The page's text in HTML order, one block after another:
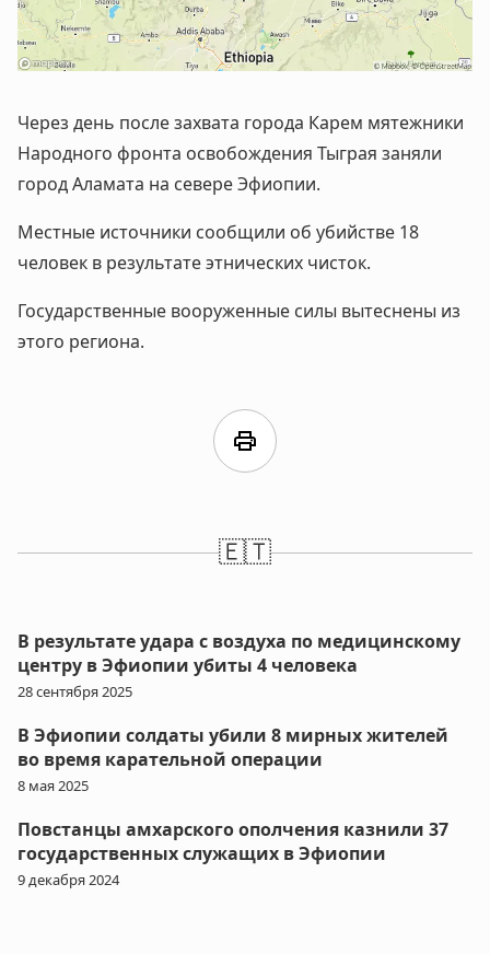
Через день после захвата города Карем мятежники
Народного фронта освобождения Тыграя заняли
город Аламата на севере Эфиопии.
Местные источники сообщили об убийстве 18
человек в результате этнических чисток.
Государственные вооруженные силы вытеснены из
этого региона.
print
🇪🇹
В результате удара с воздуха по медицинскому
центру в Эфиопии убиты 4 человека
28 сентября 2025
В Эфиопии солдаты убили 8 мирных жителей
во время карательной операции
8 мая 2025
Повстанцы амхарского ополчения казнили 37
государственных служащих в Эфиопии
9 декабря 2024